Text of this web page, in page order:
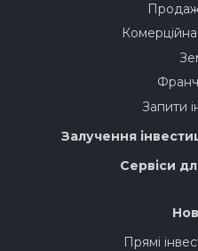
Продаж
Запити
Залучення
Сервіси
Прямі